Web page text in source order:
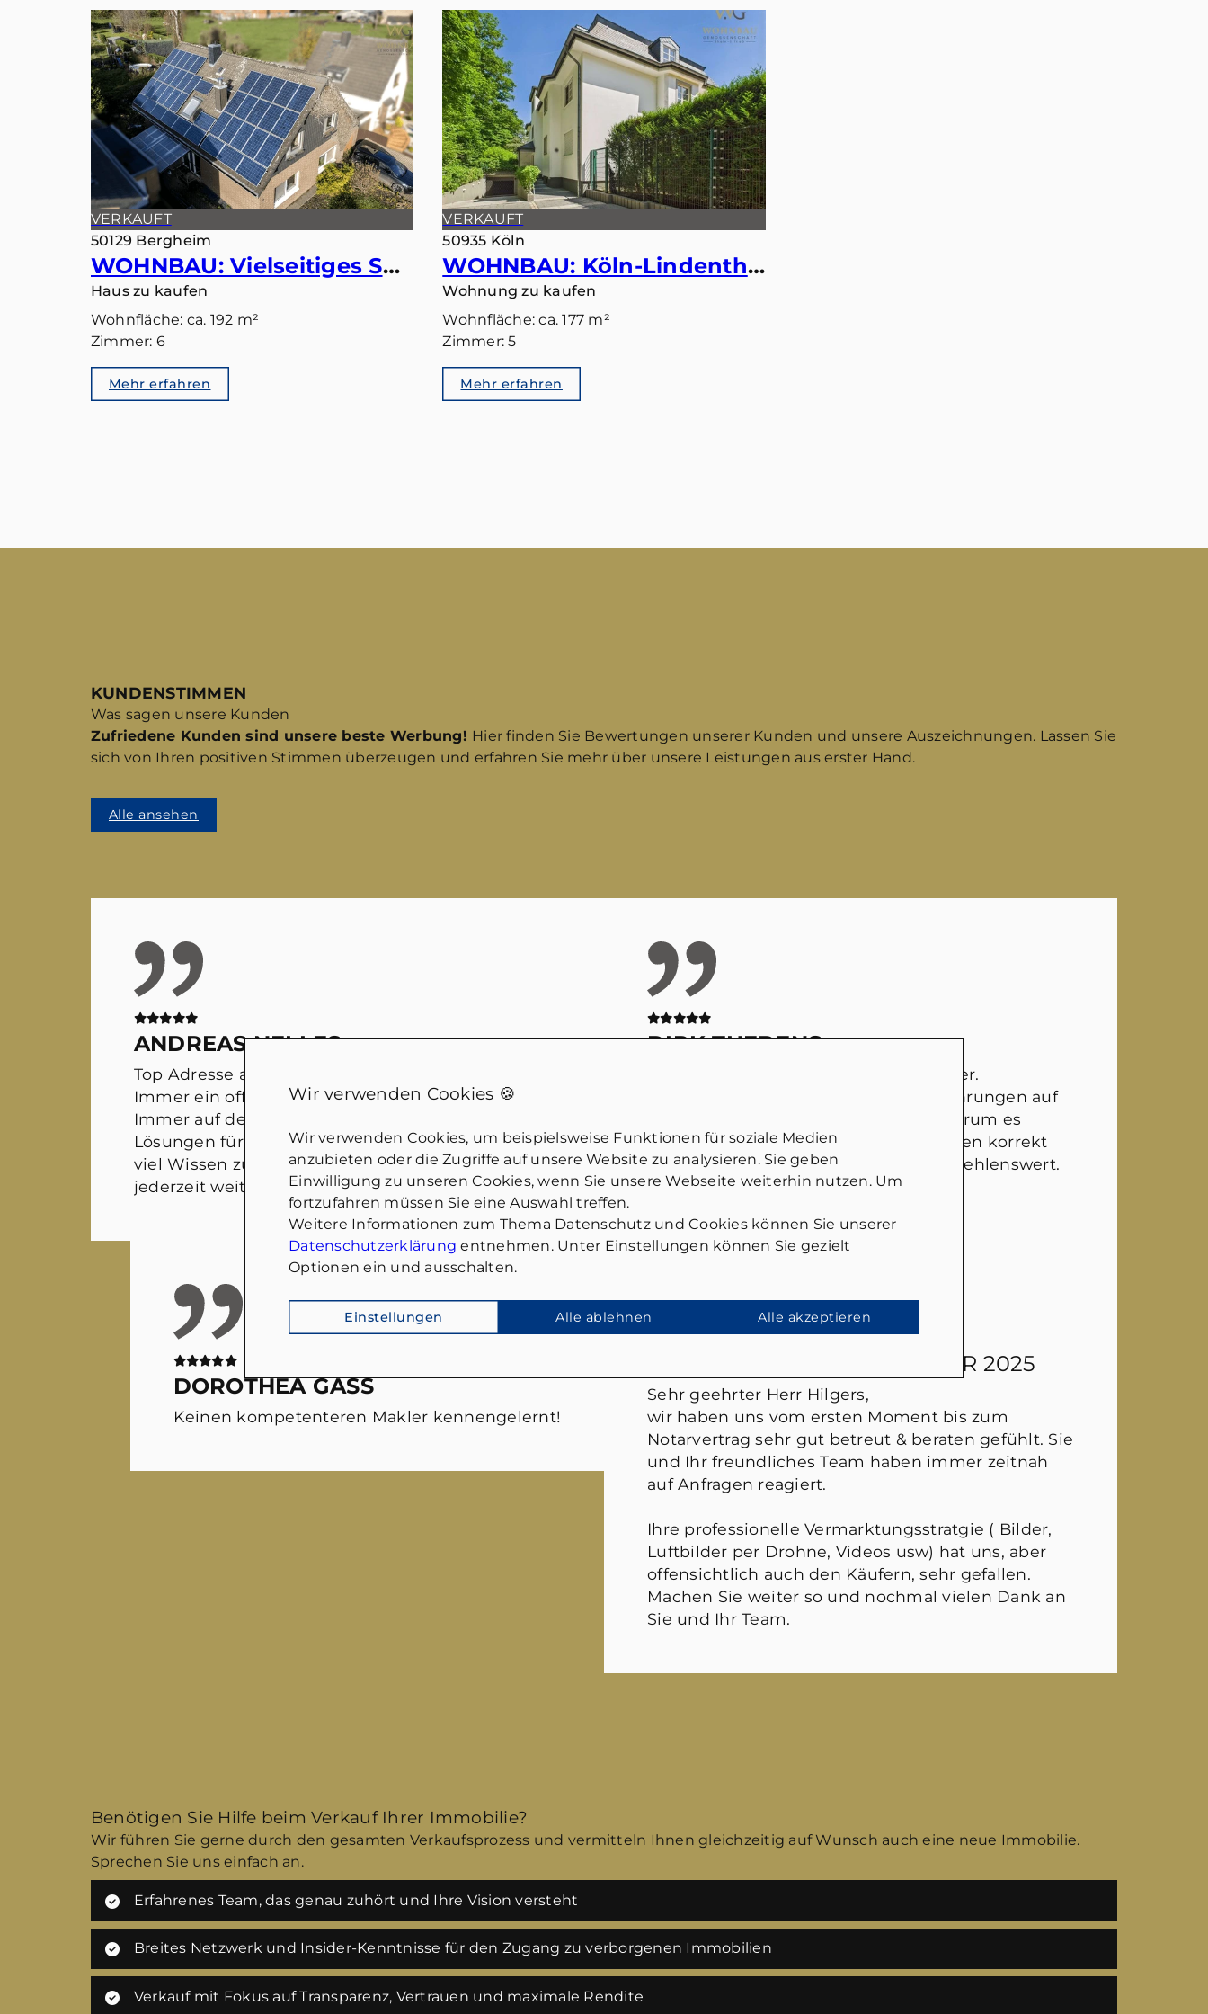
VERKAUFT
50129 Bergheim
WOHNBAU: Vielseitiges Smart-Home: Ideal als Einfamilienhaus oder Zweiparteienhaus
Haus zu kaufen
Wohnfläche: ca. 192 m²
Zimmer: 6
Mehr erfahren
VERKAUFT
50935 Köln
WOHNBAU: Köln-Lindenthal – Maisonette mit eigenem Gartentörchen in den Stadtwald
Wohnung zu kaufen
Wohnfläche: ca. 177 m²
Zimmer: 5
Mehr erfahren
KUNDENSTIMMEN
Was sagen unsere Kunden
Zufriedene Kunden sind unsere beste Werbung! Hier finden Sie Bewertungen unserer Kunden und unsere Auszeichnungen. Lassen Sie
sich von Ihren positiven Stimmen überzeugen und erfahren Sie mehr über unsere Leistungen aus erster Hand.
Alle ansehen
ANDREAS NELLES
Top Adresse auf dem Immobilienmarkt!
Immer ein offenes Ohr für sämtliche Fragen.
Immer auf der Suche nach wirklich guten
Lösungen für alle Beteiligten. Man merkt, dass hier
viel Wissen zusammen kommt. Würde ich
jederzeit weiter empfehlen!
DOROTHEA GASS
Keinen kompetenteren Makler kennengelernt!
DIRK THEDENS
Wirklich kompetenter Ansprechpartner.
Jemand der eben wirklich selber Erfahrungen auf
dem Markt gemacht hat und weiß, worum es
tatsächlich geht und die Gegebenheiten korrekt
einschätzen kann. Auf jeden Fall empfehlenswert.
- 26. JANUAR 2025
Sehr geehrter Herr Hilgers,
wir haben uns vom ersten Moment bis zum
Notarvertrag sehr gut betreut & beraten gefühlt. Sie
und Ihr freundliches Team haben immer zeitnah
auf Anfragen reagiert.
Ihre professionelle Vermarktungsstratgie ( Bilder,
Luftbilder per Drohne, Videos usw) hat uns, aber
offensichtlich auch den Käufern, sehr gefallen.
Machen Sie weiter so und nochmal vielen Dank an
Sie und Ihr Team.
Benötigen Sie Hilfe beim Verkauf Ihrer Immobilie?
Wir führen Sie gerne durch den gesamten Verkaufsprozess und vermitteln Ihnen gleichzeitig auf Wunsch auch eine neue Immobilie.
Sprechen Sie uns einfach an.
Erfahrenes Team, das genau zuhört und Ihre Vision versteht
Breites Netzwerk und Insider-Kenntnisse für den Zugang zu verborgenen Immobilien
Verkauf mit Fokus auf Transparenz, Vertrauen und maximale Rendite
Wir verwenden Cookies 🍪
Wir verwenden Cookies, um beispielsweise Funktionen für soziale Medien
anzubieten oder die Zugriffe auf unsere Website zu analysieren. Sie geben
Einwilligung zu unseren Cookies, wenn Sie unsere Webseite weiterhin nutzen. Um
fortzufahren müssen Sie eine Auswahl treffen.
Weitere Informationen zum Thema Datenschutz und Cookies können Sie unserer
Datenschutzerklärung entnehmen. Unter Einstellungen können Sie gezielt
Optionen ein und ausschalten.
Einstellungen Alle ablehnen Alle akzeptieren